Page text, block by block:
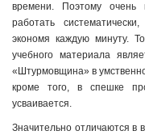
времени. Поэтому очень
работать
экономя каждую минуту.
учебного материала
«Штурмовщина» в
кроме того, в спешке
усваивается.
Значительно отличаются в